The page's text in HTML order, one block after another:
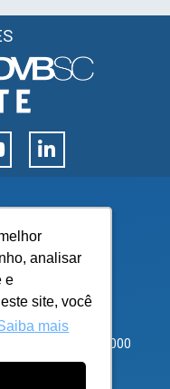
analisar
e
site, você
mais
analisar
e
site, você
mais
3 Sala 101
SC – CEP 88050-000